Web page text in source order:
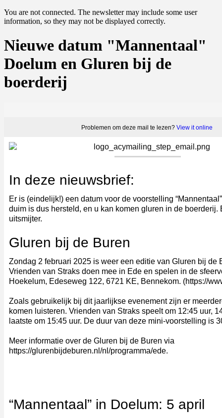
You are not connected. The newsletter may include some user
information, so they may not be displayed correctly.
Nieuwe datum "Mannentaal"
Doelum en Gluren bij de
boerderij
Problemen om deze mail te lezen? View it online
In deze nieuwsbrief:
Er is (eindelijk!) een datum voor de voorstelling
duim is dus hersteld, en u kan komen gluren in de boerderij.
uitsmijter.
Gluren bij de Buren
Zondag 2 februari 2025 is weer een editie van Gluren bij de
Vrienden van Straks doen mee in Ede en spelen in de
Hoekelum, Edeseweg 122, 6721 KE, Bennekom. (https://
Zoals gebruikelijk bij dit jaarlijkse evenement zijn er
komen luisteren. Vrienden van Straks speelt om 12:45 uur,
laatste om 15:45 uur. De duur van deze mini-voorstelling is
Meer informatie over de Gluren bij de Buren via
https://glurenbijdeburen.nl/nl/programma/ede.
“Mannentaal” in Doelum: 5 april